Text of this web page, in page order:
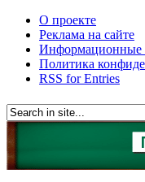
О проекте
Реклама на сайте
Информационные
Политика
RSS for Entries